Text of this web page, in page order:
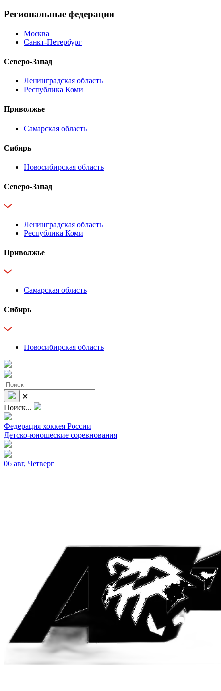
Региональные федерации
Москва
Санкт-Петербург
Северо-Запад
Ленинградская область
Республика Коми
Приволжье
Самарская область
Сибирь
Новосибирская область
Северо-Запад
Ленинградская область
Республика Коми
Приволжье
Самарская область
Сибирь
Новосибирская область
✕
Поиск...
Федерация хоккея России
Детско-юношеские соревнования
06 авг, Четверг